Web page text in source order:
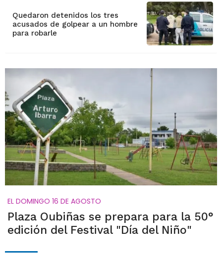
Quedaron detenidos los tres
acusados de golpear a un hombre
para robarle
EL DOMINGO 16 DE AGOSTO
Plaza Oubiñas se prepara para la 50°
edición del Festival "Día del Niño"